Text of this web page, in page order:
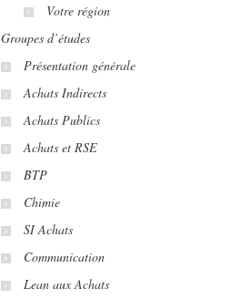
Votre région
Groupes d’études
Présentation générale
Achats Indirects
Achats Publics
Achats et RSE
BTP
Chimie
SI Achats
Communication
Lean aux Achats